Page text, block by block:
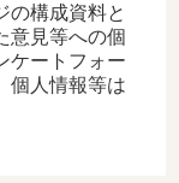
の構成資料と
意見等への個
ケートフォー
個人情報等は